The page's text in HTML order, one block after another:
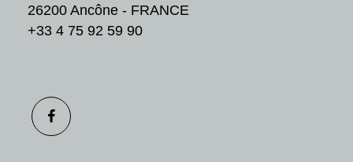
26200 Ancône - FRANCE
+33 4 75 92 59 90